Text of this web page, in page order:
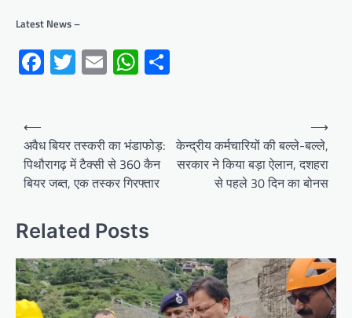
Latest News –
Facebook
Twitter
EmailWhatsApp
Post
navigation
⟵
अवैध बियर तस्करी का भंडाफोड़:
पिथौरागढ़ में टैक्सी से 360 कैन
बियर जब्त, एक तस्कर गिरफ्तार
केन्द्रीय कर्मचारियों की बल्ले-बल्ले,
सरकार ने किया बड़ा ऐलान, दशहरा
से पहले 30 दिन का बोनस
⟶
Related Posts